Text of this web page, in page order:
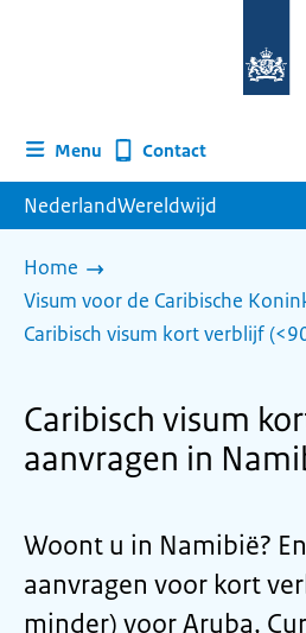
homepage
Menu Contact
NederlandWereldwijd
Home
Visum voor de Caribische
Caribisch visum kort verblijf
Caribisch visum
aanvragen in
Woont u in Namibië?
aanvragen voor kort
minder) voor Aruba,